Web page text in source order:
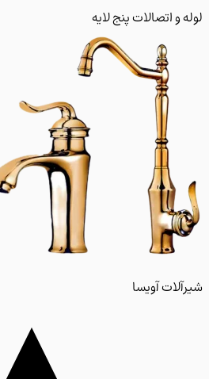
اتصالات پنج لایه
آویسا